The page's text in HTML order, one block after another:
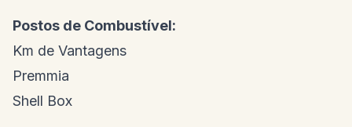
Postos de Combustível:
Km de Vantagens
Premmia
Shell Box